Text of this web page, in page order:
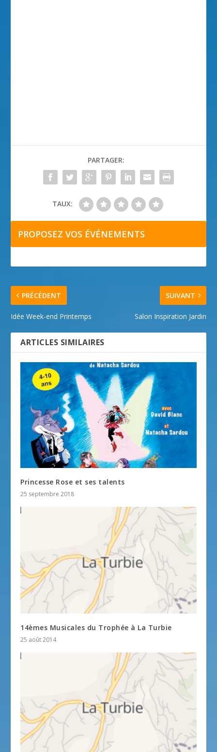
PARTAGER:
TAUX:
PROPOSEZ VOS ÉVÉNEMENTS
PRÉCÉDENT
Idée Week-end Printemps
SUIVANT
Salon Inspiration Jardin
ARTICLES SIMILAIRES
Princesse Rose et ses talents
25 septembre 2018
14èmes Musicales du Trophée à La Turbie
25 août 2014